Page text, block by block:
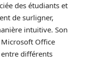
des étudiants et
de surligner,
intuitive. Son
Microsoft Office
différents